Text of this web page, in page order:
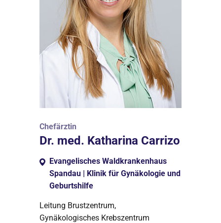
Chefärztin
Dr. med. Katharina Carrizo
Evangelisches Waldkrankenhaus
Spandau | Klinik für Gynäkologie und
Geburtshilfe
Leitung Brustzentrum,
Gynäkologisches Krebszentrum